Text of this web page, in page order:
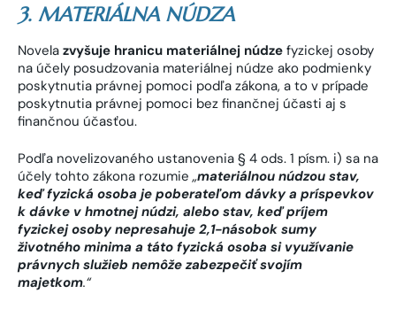
3. MATERIÁLNA NÚDZA
Novela zvyšuje hranicu materiálnej núdze fyzickej osoby
na účely posudzovania materiálnej núdze ako podmienky
poskytnutia právnej pomoci podľa zákona, a to v prípade
poskytnutia právnej pomoci bez finančnej účasti aj s
finančnou účasťou.
Podľa novelizovaného ustanovenia § 4 ods. 1 písm. i) sa na
účely tohto zákona rozumie„materiálnou núdzou stav,
keď fyzická osoba je poberateľom dávky a príspevkov
k dávke v hmotnej núdzi, alebo stav, keď príjem
fyzickej osoby nepresahuje 2,1-násobok sumy
životného minima a táto fyzická osoba si využívanie
právnych služieb nemôže zabezpečiť svojím
majetkom.“